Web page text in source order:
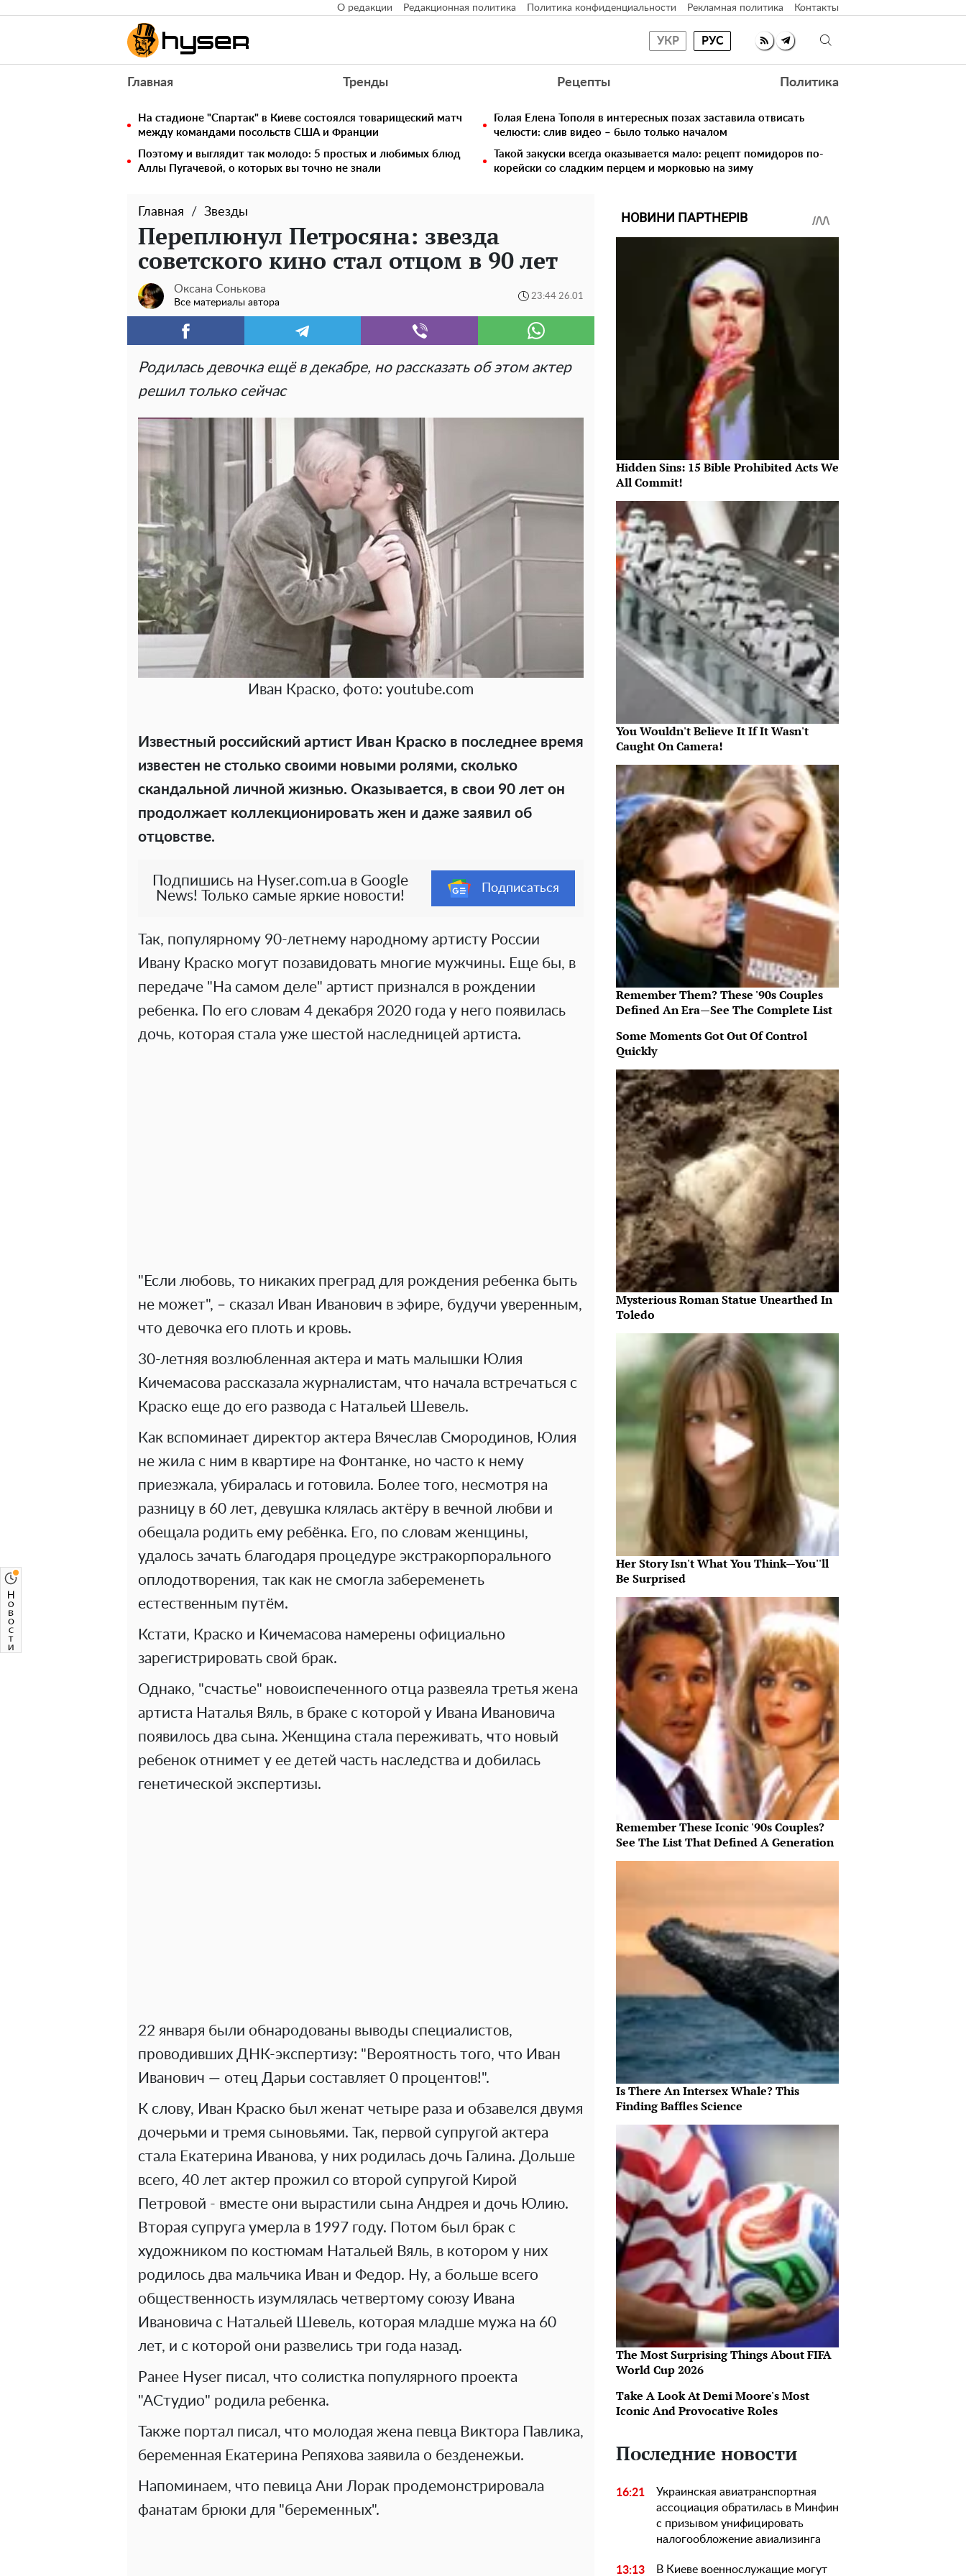
О редакции Редакционная политика Политика конфиденциальности Рекламная политика Контакты
УКР РУС
Главная Тренды Рецепты Политика
На стадионе "Спартак" в Киеве состоялся товарищеский матч
между командами посольств США и Франции
Голая Елена Тополя в интересных позах заставила отвисать
челюсти: слив видео – было только началом
Поэтому и выглядит так молодо: 5 простых и любимых блюд
Аллы Пугачевой, о которых вы точно не знали
Такой закуски всегда оказывается мало: рецепт помидоров по-
корейски со сладким перцем и морковью на зиму
Главная Звезды
Переплюнул Петросяна: звезда
советского кино стал отцом в 90 лет
Оксана Сонькова
Все материалы автора
23:44 26.01
Родилась девочка ещё в декабре, но рассказать об этом актер
решил только сейчас
Иван Краско, фото: youtube.com
Известный российский артист Иван Краско в последнее время
известен не столько своими новыми ролями, сколько
скандальной личной жизнью. Оказывается, в свои 90 лет он
продолжает коллекционировать жен и даже заявил об
отцовстве.
Подпишись на Hyser.com.ua в Google
News! Только самые яркие новости!
Подписаться
Так, популярному 90-летнему народному артисту России
Ивану Краско могут позавидовать многие мужчины. Еще бы, в
передаче "На самом деле" артист признался в рождении
ребенка. По его словам 4 декабря 2020 года у него появилась
дочь, которая стала уже шестой наследницей артиста.
"Если любовь, то никаких преград для рождения ребенка быть
не может", – сказал Иван Иванович в эфире, будучи уверенным,
что девочка его плоть и кровь.
30-летняя возлюбленная актера и мать малышки Юлия
Кичемасова рассказала журналистам, что начала встречаться с
Краско еще до его развода с Натальей Шевель.
Как вспоминает директор актера Вячеслав Смородинов, Юлия
не жила с ним в квартире на Фонтанке, но часто к нему
приезжала, убиралась и готовила. Более того, несмотря на
разницу в 60 лет, девушка клялась актёру в вечной любви и
обещала родить ему ребёнка. Его, по словам женщины,
удалось зачать благодаря процедуре экстракорпорального
оплодотворения, так как не смогла забеременеть
естественным путём.
Кстати, Краско и Кичемасова намерены официально
зарегистрировать свой брак.
Однако, "счастье" новоиспеченного отца развеяла третья жена
артиста Наталья Вяль, в браке с которой у Ивана Ивановича
появилось два сына. Женщина стала переживать, что новый
ребенок отнимет у ее детей часть наследства и добилась
генетической экспертизы.
22 января были обнародованы выводы специалистов,
проводивших ДНК-экспертизу: "Вероятность того, что Иван
Иванович — отец Дарьи составляет 0 процентов!".
К слову, Иван Краско был женат четыре раза и обзавелся двумя
дочерьми и тремя сыновьями. Так, первой супругой актера
стала Екатерина Иванова, у них родилась дочь Галина. Дольше
всего, 40 лет актер прожил со второй супругой Кирой
Петровой - вместе они вырастили сына Андрея и дочь Юлию.
Вторая супруга умерла в 1997 году. Потом был брак с
художником по костюмам Натальей Вяль, в котором у них
родилось два мальчика Иван и Федор. Ну, а больше всего
общественность изумлялась четвертому союзу Ивана
Ивановича с Натальей Шевель, которая младше мужа на 60
лет, и с которой они развелись три года назад.
Ранее Hyser писал, что солистка популярного проекта
"АСтудио" родила ребенка.
Также портал писал, что молодая жена певца Виктора Павлика,
беременная Екатерина Репяхова заявила о безденежьи.
Напоминаем, что певица Ани Лорак продемонстрировала
фанатам брюки для "беременных".
НОВИНИ ПАРТНЕРІВ
Hidden Sins: 15 Bible Prohibited Acts We
All Commit!
You Wouldn't Believe It If It Wasn't
Caught On Camera!
Remember Them? These '90s Couples
Defined An Era—See The Complete List
Some Moments Got Out Of Control
Quickly
Mysterious Roman Statue Unearthed In
Toledo
Her Story Isn't What You Think—You''ll
Be Surprised
Remember These Iconic '90s Couples?
See The List That Defined A Generation
Is There An Intersex Whale? This
Finding Baffles Science
The Most Surprising Things About FIFA
World Cup 2026
Take A Look At Demi Moore's Most
Iconic And Provocative Roles
Последние новости
16:21
Украинская авиатранспортная
ассоциация обратилась в Минфин
с призывом унифицировать
налогообложение авиализинга
13:13 В Киеве военнослужащие могут